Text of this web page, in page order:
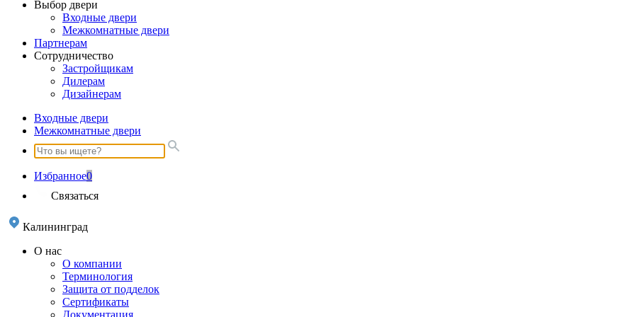
Выбор двери
Входные двери
Межкомнатные двери
Партнерам
Сотрудничество
Застройщикам
Дилерам
Дизайнерам
Входные двери
Межкомнатные двери
Избранное0
Связаться
Калининград
О нас
О компании
Терминология
Защита от подделок
Сертификаты
Документация